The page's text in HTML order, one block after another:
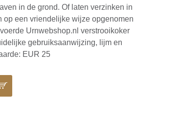
in de grond. Of laten verzinken in
op een vriendelijke wijze opgenomen
Urnwebshop.nl verstrooikoker
gebruiksaanwijzing, lijm en
EUR 25